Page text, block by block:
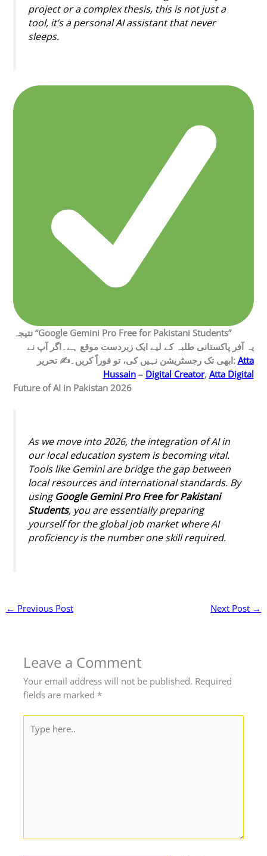
project or a complex thesis, this is not just a
tool, it’s a personal AI assistant that never
sleeps.
نتیجہ “Google Gemini Pro Free for Pakistani Students”
یہ آفر پاکستانی طلبہ کے لیے ایک زبردست موقع ہے۔اگر آپ نے
ابھی تک رجسٹریشن نہیں کی، تو فوراً کریں۔✍️ تحریر: Atta
Hussain– Digital Creator, Atta Digital
Future of AI in Pakistan 2026
As we move into 2026, the integration of AI in
our local education system is becoming vital.
Tools like Gemini are bridge the gap between
local resources and international standards. By
usingGoogle Gemini Pro Free for Pakistani
Students, you are essentially preparing
yourself for the global job market where AI
proficiency is the number one skill required.
← Previous Post Next Post →
Leave a Comment
Your email address will not be published. Required
fields are marked *
here..